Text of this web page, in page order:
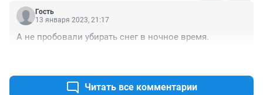
Гость
13 января 2023, 21:17
А не пробовали убирать снег в ночное время.
Читать все комментарии